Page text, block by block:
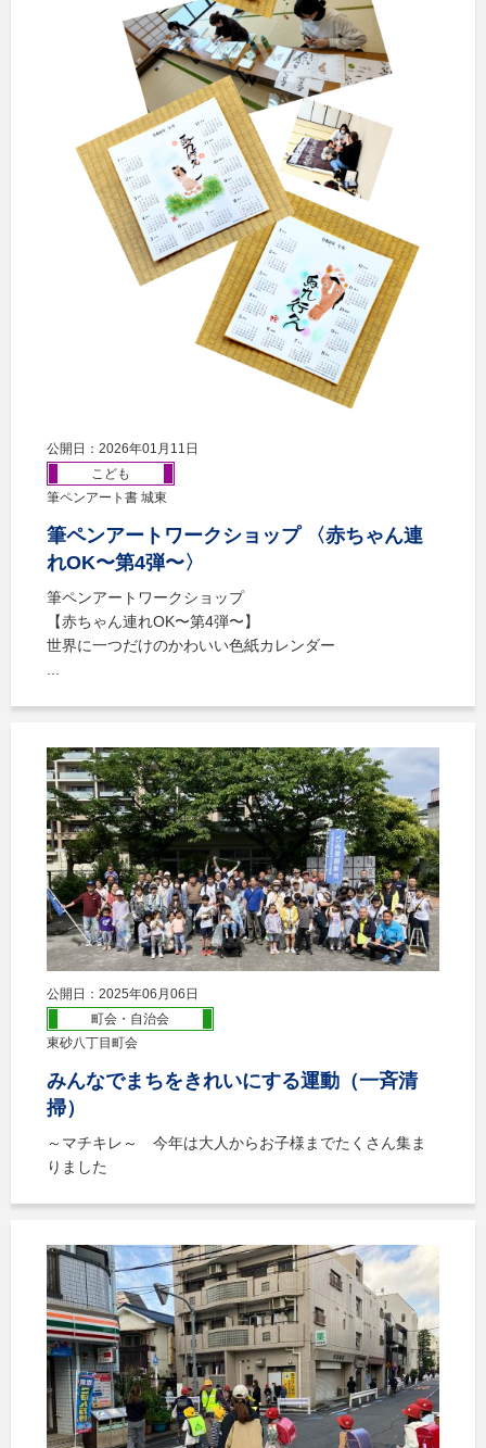
公開日：2026年01月11日
こども
筆ペンアート書 城東
筆ペンアートワークショップ 〈赤ちゃん連
れOK〜第4弾〜〉
筆ペンアートワークショップ
【赤ちゃん連れOK〜第4弾〜】
世界に一つだけのかわいい色紙カレンダー
公開日：2025年06月06日
町会・自治会
東砂八丁目町会
みんなでまちをきれいにする運動（一斉清
掃）
～マチキレ～ 今年は大人からお子様までたくさん集ま
りました